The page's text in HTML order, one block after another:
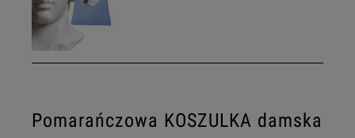
Pomarańczowa KOSZULKA damska